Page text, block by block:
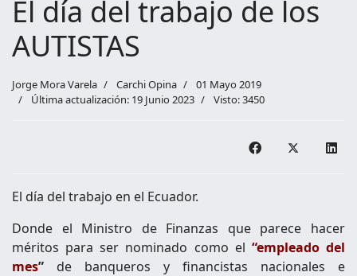
El día del trabajo de los
AUTISTAS
Jorge Mora Varela Carchi Opina
01 Mayo 2019
Última actualización: 19 Junio 2023
Visto: 3450
El día del trabajo en el Ecuador.
Donde el Ministro de Finanzas que parece hacer
méritos para ser nominado como el “empleado del
mes” de banqueros y financistas nacionales e